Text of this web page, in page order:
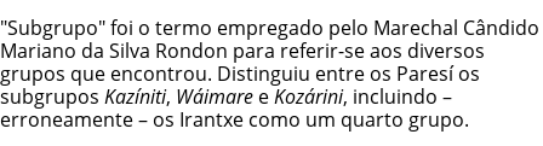
"Subgrupo" foi o termo empregado pelo Marechal Cândido
Mariano da Silva Rondon para referir-se aos diversos
grupos que encontrou. Distinguiu entre os Paresí os
subgrupos Kazíniti, Wáimare eKozárini, incluindo –
erroneamente – os Irantxe como um quarto grupo.